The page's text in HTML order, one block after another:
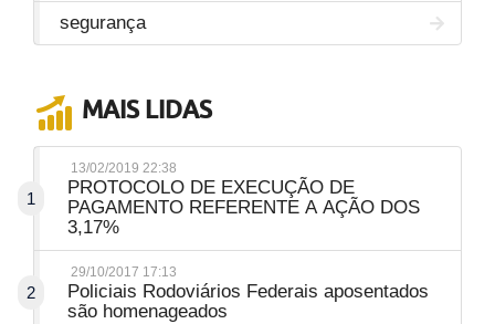
segurança
MAIS LIDAS
1
13/02/2019 22:38
PROTOCOLO DE EXECUÇÃO DE
PAGAMENTO REFERENTE A AÇÃO DOS
3,17%
2
29/10/2017 17:13
Policiais Rodoviários Federais aposentados
são homenageados